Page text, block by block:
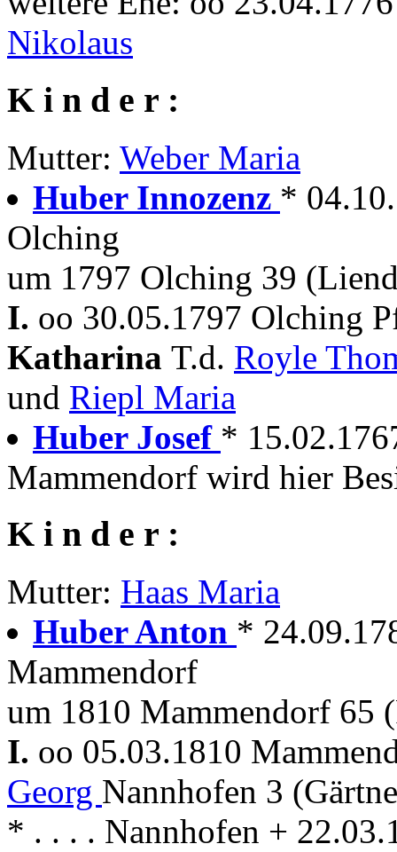
Nikolaus
K i n d e r :
Mutter: Weber Maria
Huber Innozenz *
Olching
um 1797 Olching 39
I. oo 30.05.1797 Olching
Katharina T.d. Royle
und Riepl Maria
Huber Josef *
Mammendorf wird hier
K i n d e r :
Mutter: Haas Maria
Huber Anton *
Mammendorf
um 1810 Mammendorf 65
I. oo 05.03.1810
Georg Nannhofen 3
* . . . . Nannhofen +